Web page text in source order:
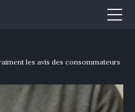
les avis des consommateurs